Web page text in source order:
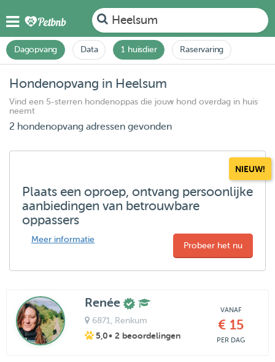
Heelsum
Dagopvang Data 1 huisdier Raservaring
Hondenopvang in Heelsum
Vind een 5-sterren hondenoppas die jouw hond overdag in huis
neemt
2 hondenopvang adressen gevonden
NIEUW!
Plaats een oproep, ontvang persoonlijke
aanbiedingen van betrouwbare
oppassers
Meer informatie
Probeer het nu
Renée
6871 , Renkum
5,0• 2 beoordelingen
VANAF
€ 15
PER DAG